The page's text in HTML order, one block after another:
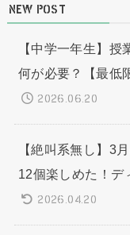
NEW POST
【中学一年生】
何が必要？【最低
2026.06.20
【絶叫系無し】3
12個楽しめた！デ
2026.04.20